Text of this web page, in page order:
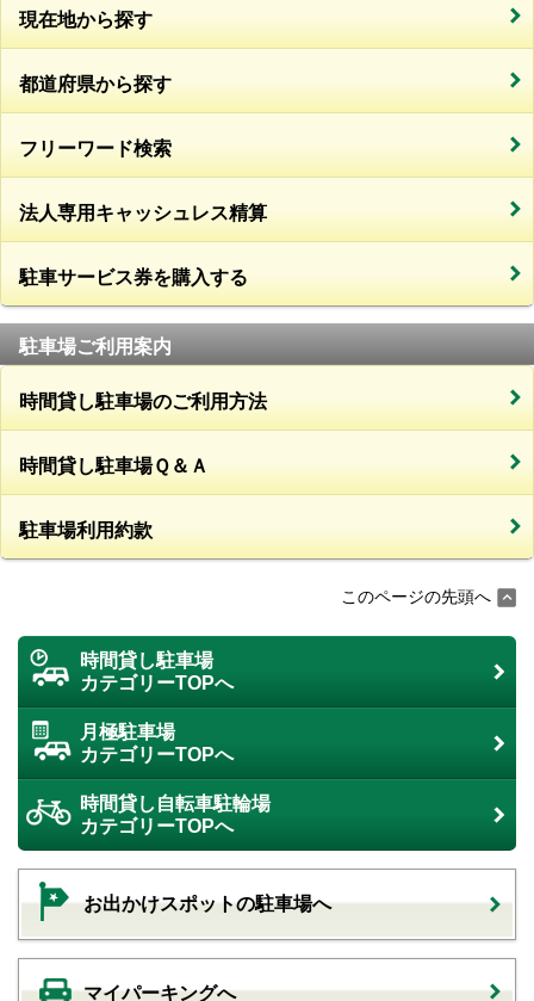
現在地から探す
都道府県から探す
フリーワード検索
法人専用キャッシュレス精算
駐車サービス券を購入する
駐車場ご利用案内
時間貸し駐車場のご利用方法
時間貸し駐車場Ｑ＆Ａ
駐車場利用約款
このページの先頭へ
時間貸し駐車場
カテゴリーTOPへ
月極駐車場
カテゴリーTOPへ
時間貸し自転車駐輪場
カテゴリーTOPへ
お出かけスポットの駐車場へ
マイパーキングへ